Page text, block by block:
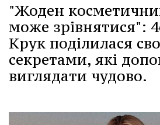
"Жоден
може зрівнятися":
Крук поділилася
секретами, які
виглядати чудово.